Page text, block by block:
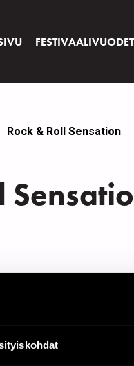
FESTIVAALIVUODET
Rock & Roll Sensation